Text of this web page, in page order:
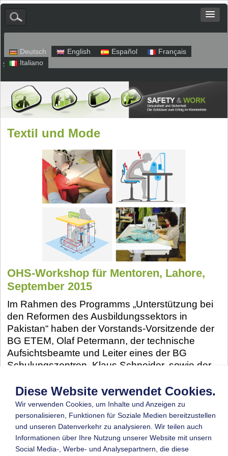
Deutsch English Español
Français
Italiano
Sitemap Impressum
Textil und Mode
OHS-Workshop für Mentoren, Lahore,
September 2015
Im Rahmen des Programms „Unterstützung bei
den Reformen des Ausbildungssektors in
Pakistan“ haben der Vorstands-Vorsitzende der
BG ETEM, Olaf Petermann, der technische
Aufsichtsbeamte und Leiter eines der BG
Schulungszentren, Klaus Schneider, sowie der
Anfang September als Kurzzeitexperten sechs
Tage in Lahore, Pakistan, verbracht. Ziel war es,
das Trainingspersonal eines lokalen
Schulungszentrums dahingehend zu
unterstützen, dass es in der Lage ist, die
empfohlenen Trainings selbst zu entwickeln.
Diese Website verwendet Cookies.
Wir verwenden Cookies, um Inhalte und Anzeigen zu
personalisieren, Funktionen für Soziale Medien bereitzustellen
und unseren Datenverkehr zu analysieren. Wir teilen auch
Informationen über Ihre Nutzung unserer Website mit unsern
Social Media-, Werbe- und Analysepartnern, die diese